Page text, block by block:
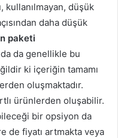
kullanılmayan, düşük
daha düşük
paketi
da genellikle bu
ki içeriğin tamamı
oluşmaktadır.
ürünlerden oluşabilir.
bir opsiyon da
de fiyatı artmakta veya